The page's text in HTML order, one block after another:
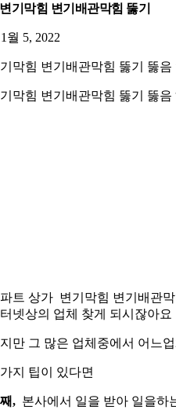
변기막힘 변기배관막힘 뚫기
월 5, 2022
막힘 변기배관막힘 뚫기 뚫음
막힘 변기배관막힘 뚫기 뚫
트 상가 변기막힘 변기배관
넷상의 업체 찾게 되시잖아요
만 그 많은 업체중에서 어느
지 팁이 있다면
, 본사에서 일을 받아 일을